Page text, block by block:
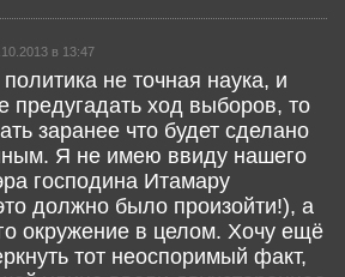
в 13:47
не точная наука, и
предугадать ход выборов, то
заранее что будет сделано
Я не имею ввиду нашего
господина Итамару
должно было произойти!), а
окружение в целом. Хочу ещё
тот неоспоримый факт,